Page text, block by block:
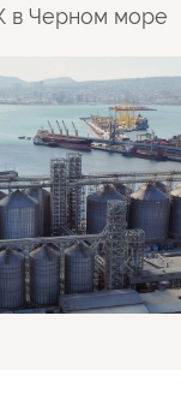
в Черном море